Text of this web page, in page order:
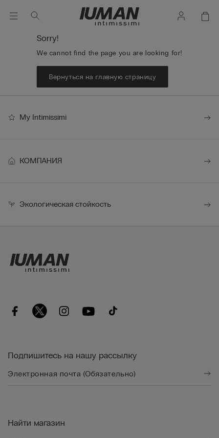
Sorry!
We cannot find the page you are looking for!
Вернуться на главную страницу
My Intimissimi
КОМПАНИЯ
Экологическая стойкость
Подпишитесь на нашу рассылку
Найти магазин